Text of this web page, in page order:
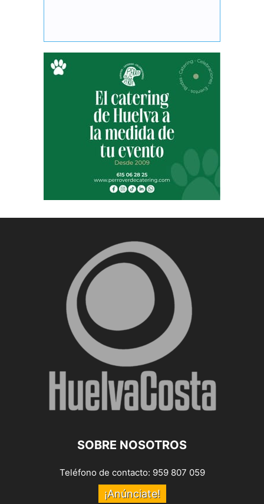
SOBRE NOSOTROS
Teléfono de contacto: 959 807 059
¡Anúnciate!